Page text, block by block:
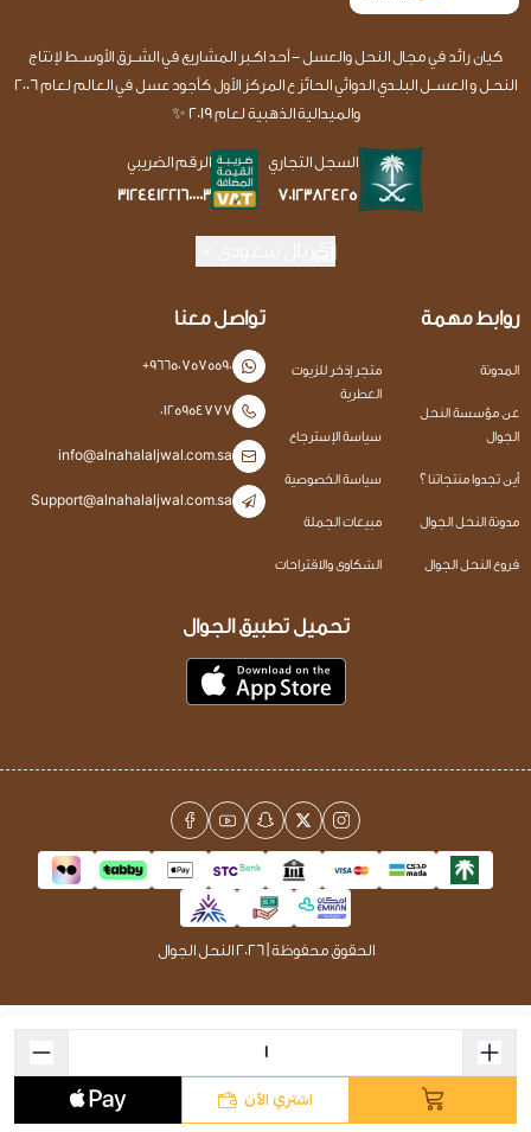
اشتري الآن
كيان رائد في مجال النحل والعسل - أحد اكـبر المشاريع في الشــرق الأوســط لإنتاج
النحـل و العســل البلـدي الدوائي الحائز ع المركز الأول كأجود عسل في العالم لعام 2006
والميدالية الذهبية لعام 2019 ✨
السجل التجاري
7012382425
الرقم الضريبي
312441221600003
روابط مهمة
المدونة
عن مؤسسة النحل
الجوال
أين تجدوا منتجاتنا ؟
مدونة النحل الجوال
فروع النحل الجوال
متجر إذخر للزيوت
العطرية
سياسة الإسترجاع
سياسة الخصوصية
مبيعات الجملة
الشكاوى والاقتراحات
تواصل معنا
+966507575590
0125954777
info@alnahalaljwal.com.sa
Support@alnahalaljwal.com.sa
تحميل تطبيق الجوال
الحقوق محفوظة | 2026 النحل الجوال